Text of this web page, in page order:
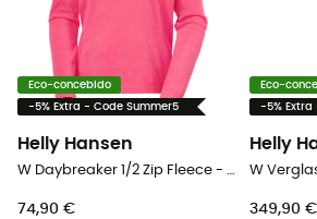
Eco-concebido
-5% Extra - Code Summer5
Helly Hansen
W Daybreaker 1/2 Zip Fleece - Polar mulher
74,90 €
Eco-
-5% Extra
Helly
349,90 €